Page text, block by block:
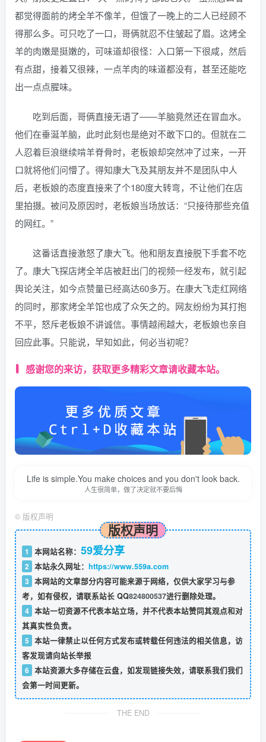
都觉得面前的烤全羊不像羊，但饿了一晚上的二人已经顾不
得那么多。可只吃了一口，哥俩就忍不住皱起了眉。这烤全
羊的肉嫩是挺嫩的，可味道却很怪：入口第一下很咸，然后
有点甜，接着又很辣，一点羊肉的味道都没有，甚至还能吃
出一点点腥味。
吃到后面，哥俩直接无语了——羊脑竟然还在冒血水。
他们在垂涎羊脑，此时此刻也是绝对不敢下口的。但就在二
人忍着巨浪继续啃羊脊骨时，老板娘却突然冲了过来，一开
口就将他们问懵了。得知康大飞及其朋友并不是团队中人
后，老板娘的态度直接来了个180度大转弯，不让他们在店
里拍摄。被问及原因时，老板娘当场放话：“只接待那些充值
的网红。”
这番话直接激怒了康大飞。他和朋友直接脱下手套不吃
了。康大飞探店烤全羊店被赶出门的视频一经发布，就引起
舆论关注，如今点赞量已经高达60多万。在康大飞走红网络
的同时，那家烤全羊馆也成了众矢之的。网友纷纷为其打抱
不平，怒斥老板娘不讲诚信。事情越闹越大，老板娘也亲自
回应此事。只能说，早知如此，何必当初呢？
感谢您的来访，获取更多精彩文章请收藏本站。
Life is simple.You make choices and you don't look back.
人生很简单，做了决定就不要后悔
© 版权声明
版权声明
1 本网站名称： 59爱分享
2 本站永久网址： https://www.559a.com
3 本网站的文章部分内容可能来源于网络，仅供大家学习与参
考，如有侵权，请联系站长 QQ824800537进行删除处理。
4 本站一切资源不代表本站立场，并不代表本站赞同其观点和对
其真实性负责。
5 本站一律禁止以任何方式发布或转载任何违法的相关信息，访
客发现请向站长举报
6 本站资源大多存储在云盘，如发现链接失效，请联系我们我们
会第一时间更新。
THE END